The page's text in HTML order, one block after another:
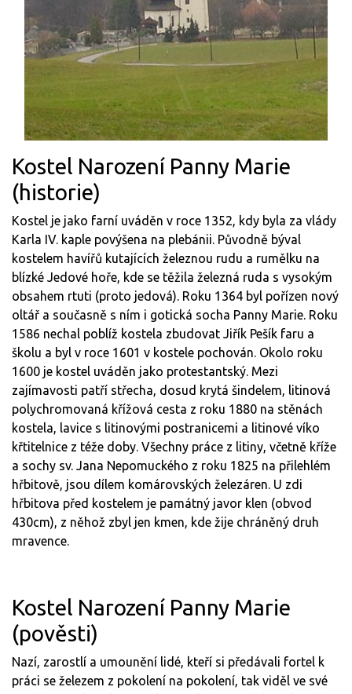
Kostel Narození Panny Marie
(historie)
Kostel je jako farní uváděn v roce 1352, kdy byla za vlády
Karla IV. kaple povýšena na plebánii. Původně býval
kostelem havířů kutajících železnou rudu a rumělku na
blízké Jedové hoře, kde se těžila železná ruda s vysokým
obsahem rtuti (proto jedová). Roku 1364 byl pořízen nový
oltář a současně s ním i gotická socha Panny Marie. Roku
1586 nechal poblíž kostela zbudovat Jiřík Pešík faru a
školu a byl v roce 1601 v kostele pochován. Okolo roku
1600 je kostel uváděn jako protestantský. Mezi
zajímavosti patří střecha, dosud krytá šindelem, litinová
polychromovaná křížová cesta z roku 1880 na stěnách
kostela, lavice s litinovými postranicemi a litinové víko
křtitelnice z téže doby. Všechny práce z litiny, včetně kříže
a sochy sv. Jana Nepomuckého z roku 1825 na přilehlém
hřbitově, jsou dílem komárovských železáren. U zdi
hřbitova před kostelem je památný javor klen (obvod
430cm), z něhož zbyl jen kmen, kde žije chráněný druh
mravence.
Kostel Narození Panny Marie
(pověsti)
Nazí, zarostlí a umounění lidé, kteří si předávali fortel k
práci se železem z pokolení na pokolení, tak viděl ve své